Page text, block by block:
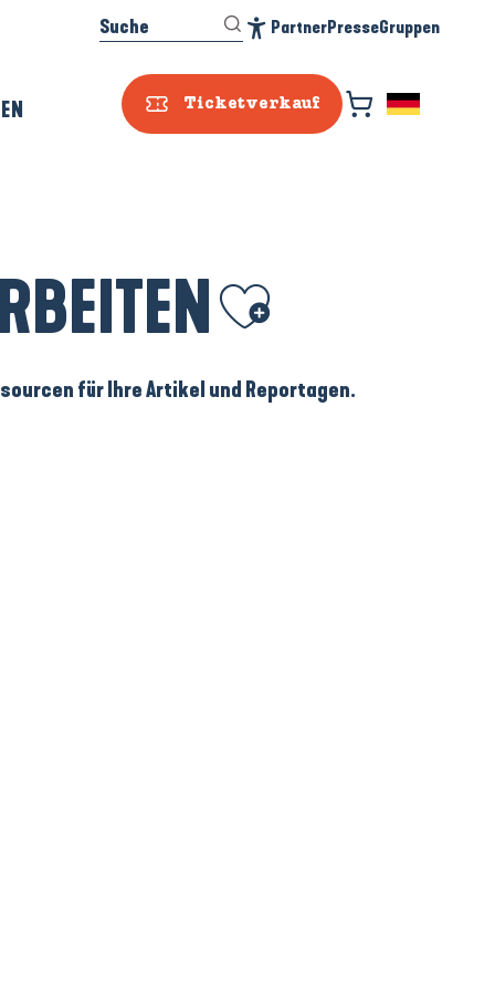
Ticketverkauf
Suche PartnerPresseGruppen
Ajouter aux favoris
für Ihre Artikel und Reportagen.